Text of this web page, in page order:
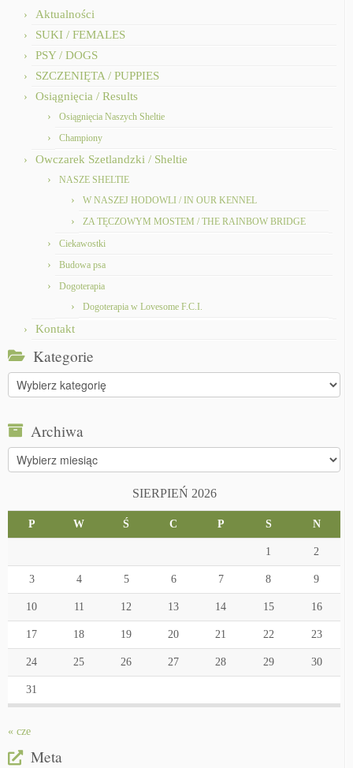
Aktualności
SUKI / FEMALES
PSY / DOGS
SZCZENIĘTA / PUPPIES
Osiągnięcia / Results
Osiągnięcia Naszych Sheltie
Championy
Owczarek Szetlandzki / Sheltie
NASZE SHELTIE
W NASZEJ HODOWLI / IN OUR KENNEL
ZA TĘCZOWYM MOSTEM / THE RAINBOW BRIDGE
Ciekawostki
Budowa psa
Dogoterapia
Dogoterapia w Lovesome F.C.I.
Kontakt
Kategorie
Kategorie
Archiwa
Archiwa
SIERPIEŃ 2026
P W Ś C P S N
1 2
3 4 5 6 7 8 9
10 11 12 13 14 15 16
17 18 19 20 21 22 23
24 25 26 27 28 29 30
31
« cze
Meta